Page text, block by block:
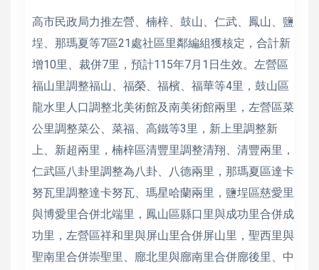
高市民政局力推左營、楠梓、鼓山、仁武、鳳山、鹽
埕、那瑪夏等7區21處社區里鄰編組獲核定，合計新
增10里、裁併7里，預計115年7月1日生效。左營區
福山里調整福山、福榮、福檳、福華等4里，鼓山區
龍水里人口調整北美術館及南美術館兩里，左營區菜
公里調整菜公、菜福、高鐵等3里，新上里調整新
上、新超兩里，楠梓區清豐里調整清翔、清豐兩里，
仁武區八卦里調整為八卦、八德兩里，那瑪夏區達卡
努瓦里調整達卡努瓦、瑪星哈蘭兩里，鹽埕區慈愛里
與博愛里合併北端里，鳳山區縣口里與成功里合併成
功里，左營區祥和里與屏山里合併屏山里，聖西里與
聖南里合併崇聖里、廍北里與廍南里合併廍後里、中